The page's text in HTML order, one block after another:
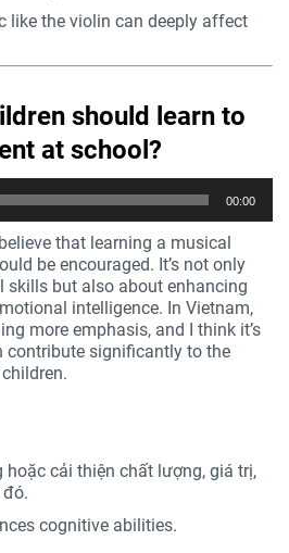
like the violin can deeply affect
should learn to
at school?
00:00
that learning a musical
be encouraged. It’s not only
skills but also about enhancing
intelligence. In Vietnam,
more emphasis, and I think it’s
contribute significantly to the
cải thiện chất lượng, giá trị,
cognitive abilities.